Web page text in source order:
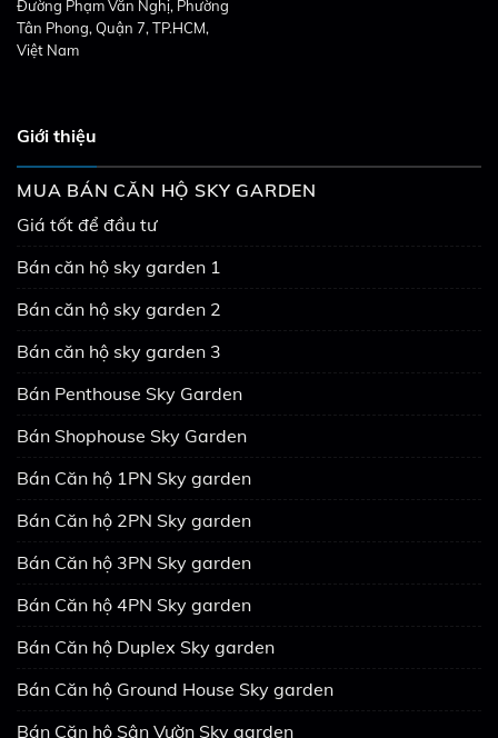
Đường Phạm Văn Nghị, Phường
Tân Phong, Quận 7, TP.HCM,
Việt Nam
Giới thiệu
MUA BÁN CĂN HỘ SKY GARDEN
Giá tốt để đầu tư
Bán căn hộ sky garden 1
Bán căn hộ sky garden 2
Bán căn hộ sky garden 3
Bán Penthouse Sky Garden
Bán Shophouse Sky Garden
Bán Căn hộ 1PN Sky garden
Bán Căn hộ 2PN Sky garden
Bán Căn hộ 3PN Sky garden
Bán Căn hộ 4PN Sky garden
Bán Căn hộ Duplex Sky garden
Bán Căn hộ Ground House Sky garden
Bán Căn hộ Sân Vườn Sky garden